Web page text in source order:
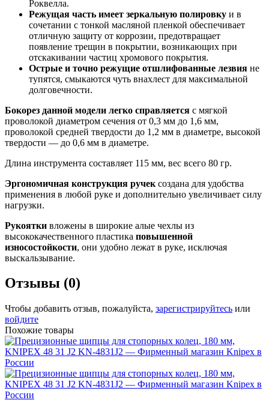
Роквелла.
Режущая часть имеет зеркальную полировку и в
сочетании с тонкой масляной пленкой обеспечивает
отличную защиту от коррозии, предотвращает
появление трещин в покрытии, возникающих при
отскакивании частиц хромового покрытия.
Острые и точно режущие отшлифованные лезвия не
тупятся, смыкаются чуть внахлест для максимальной
долговечности.
Бокорез данной модели легко справляется с мягкой
проволокой диаметром сечения от 0,3 мм до 1,6 мм,
проволокой средней твердости до 1,2 мм в диаметре, высокой
твердости — до 0,6 мм в диаметре.
Длина инструмента составляет 115 мм, вес всего 80 гр.
Эргономичная конструкция ручек создана для удобства
применения в любой руке и дополнительно увеличивает силу
нагрузки.
Рукоятки вложены в широкие алые чехлы из
высококачественного пластика повышенной
износостойкости, они удобно лежат в руке, исключая
выскальзывание.
Отзывы (0)
Чтобы добавить отзыв, пожалуйста, зарегистрируйтесь или
войдите
Похожие товары